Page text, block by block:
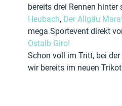
bereits drei Rennen hinter
Heubach, Der Allgäu
mega Sportevent direkt
Ostalb Giro!
Schon voll im Tritt, bei
wir bereits im neuen